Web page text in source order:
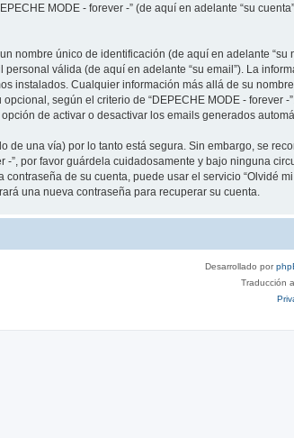
MODE - forever -” (de aquí en adelante “su
nombre único de identificación (de aquí en adelante
válida (de aquí en adelante “su email”). La
instalados. Cualquier información más allá de su
según el criterio de “DEPECHE MODE -
de activar o desactivar los emails generados
de una vía) por lo tanto está segura. Sin embargo, se
-”, por favor guárdela cuidadosamente y bajo ninguna
de su cuenta, puede usar el servicio “Olvidé
una nueva contraseña para recuperar su cuenta.
Desarrollado por
Traducción